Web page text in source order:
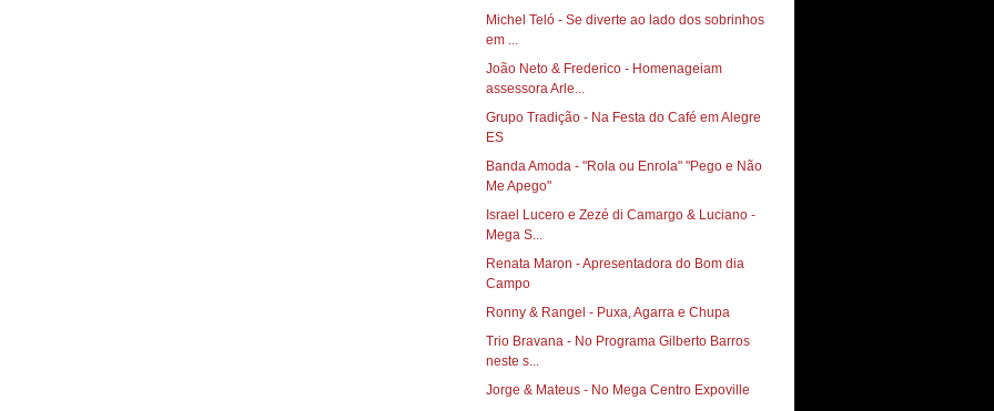
Michel Teló - Se diverte ao lado dos sobrinhos
em ...
João Neto & Frederico - Homenageiam
assessora Arle...
Grupo Tradição - Na Festa do Café em Alegre
ES
Banda Amoda - "Rola ou Enrola" "Pego e Não
Me Apego"
Israel Lucero e Zezé di Camargo & Luciano -
Mega S...
Renata Maron - Apresentadora do Bom dia
Campo
Ronny & Rangel - Puxa, Agarra e Chupa
Trio Bravana - No Programa Gilberto Barros
neste s...
Jorge & Mateus - No Mega Centro Expoville